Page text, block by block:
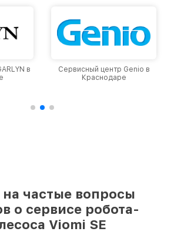
Genio в
Сервисный центр Dyson в
Краснодаре
частые вопросы
о сервисе робота-
Viomi SE